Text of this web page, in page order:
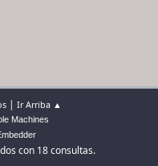
| Ir Arriba ▲
Machines
con 18 consultas.